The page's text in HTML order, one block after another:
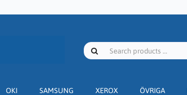
OKI SAMSUNG XEROX ÖVRIGA